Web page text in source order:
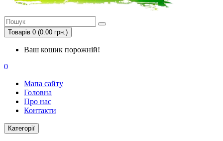
Товарів 0 (0.00 грн.)
Ваш кошик порожній!
0
Мапа сайту
Головна
Про нас
Контакти
Категорії